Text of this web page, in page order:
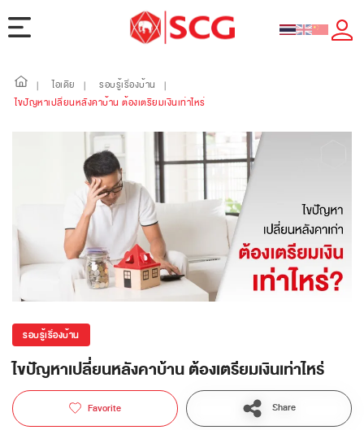
| ไอเดีย | รอบรู้เรื่องบ้าน
|
ไขปัญหาเปลี่ยนหลังคาบ้าน ต้องเตรียมเงินเท่าไหร่
รอบรู้เรื่องบ้าน
ไขปัญหาเปลี่ยนหลังคาบ้าน ต้องเตรียมเงินเท่าไหร่
Favorite Share